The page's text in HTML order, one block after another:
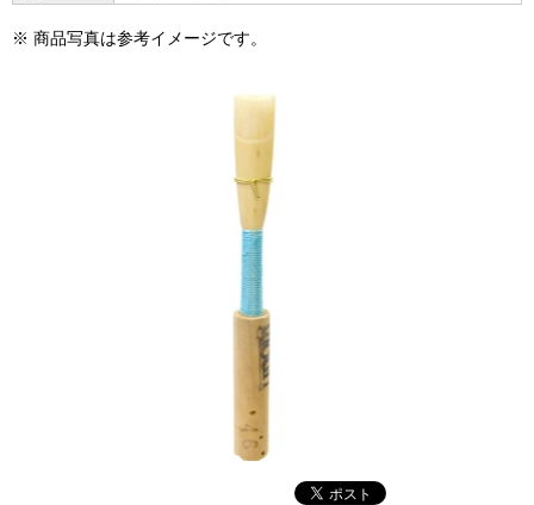
※ 商品写真は参考イメージです。